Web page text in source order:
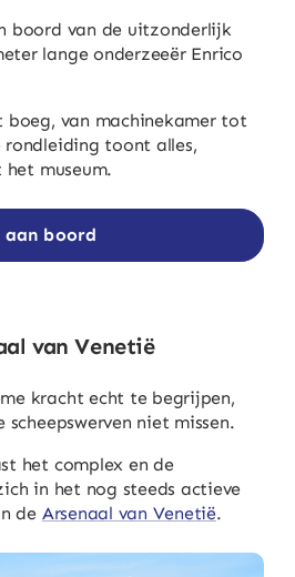
boord van de uitzonderlijk
lange onderzeeër Enrico
boeg, van machinekamer tot
toont alles,
museum.
aan boord
van Venetië
kracht echt te begrijpen,
niet missen.
het complex en de
in het nog steeds actieve
de Arsenaal van Venetië.